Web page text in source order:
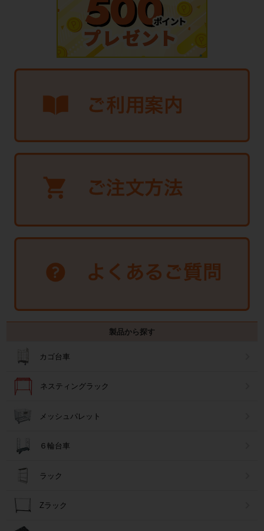
製品から探す
カゴ台車
ネスティングラック
メッシュパレット
６輪台車
ラック
Zラック